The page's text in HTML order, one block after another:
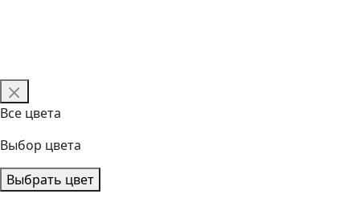
Все цвета
Выбор цвета
Выбрать цвет